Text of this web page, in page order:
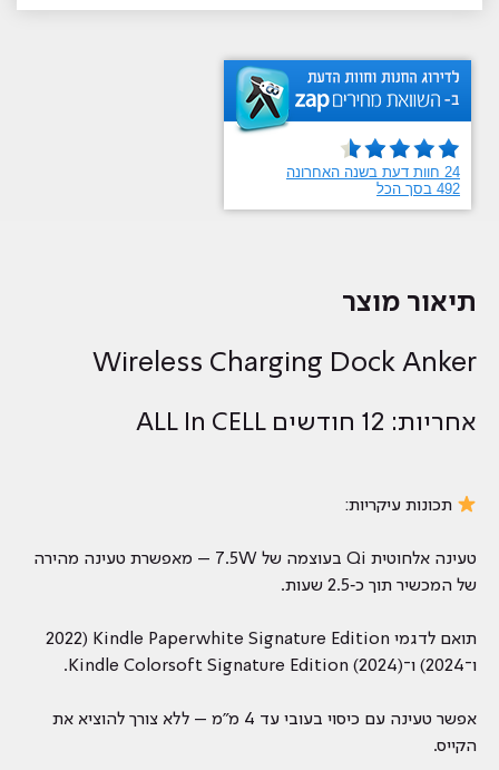
קינדל
Anker
Wireless
Charging
Dock
for
Kindle
Edition
Colorsoft
תיאור מוצר
Wireless Charging Dock Anker
אחריות: 12 חודשים ALL In CELL
תכונות עיקריות:
טעינה אלחוטית Qi בעוצמה של 7.5W – מאפשרת טעינה מהירה
של המכשיר תוך כ‑2.5 שעות.
תואם לדגמי Kindle Paperwhite Signature Edition (2022
ו־2024) ו־Kindle Colorsoft Signature Edition (2024).
אפשר טעינה עם כיסוי בעובי עד 4 מ"מ – ללא צורך להוציא את
הקייס.